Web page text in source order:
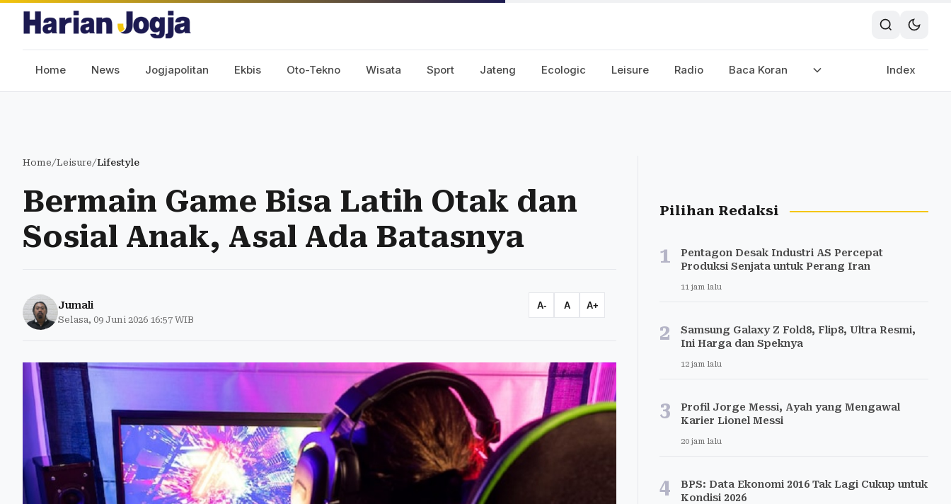
Home News Jogjapolitan Ekbis Oto-Tekno Wisata Sport Jateng Ecologic Leisure Radio Baca Koran Index
Home/Leisure/Lifestyle
Bermain Game Bisa Latih Otak dan
Sosial Anak, Asal Ada Batasnya
Jumali
Selasa, 09 Juni 2026 16:57 WIB
A- A A+
Pilihan Redaksi
1
Pentagon Desak Industri AS Percepat
Produksi Senjata untuk Perang Iran
11 jam lalu
2
Samsung Galaxy Z Fold8, Flip8, Ultra Resmi,
Ini Harga dan Speknya
12 jam lalu
3
Profil Jorge Messi, Ayah yang Mengawal
Karier Lionel Messi
20 jam lalu
4
BPS: Data Ekonomi 2016 Tak Lagi Cukup untuk
Kondisi 2026